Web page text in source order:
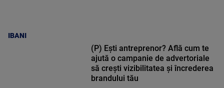
IBANI
(P) Ești antreprenor? Află cum te
ajută o campanie de advertoriale
să crești vizibilitatea și încrederea
brandului tău